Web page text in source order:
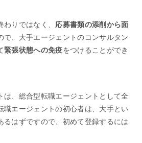
りではなく、 応募書類の添削から面
で、大手エージェントのコンサルタン
緊張状態への免疫をつけることができ
は、総合型転職エージェントとして全
職エージェントの初心者は、大手とい
るはずですので、初めて登録するには